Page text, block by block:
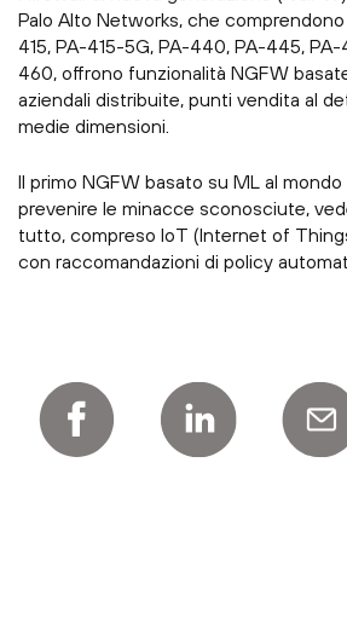
Palo Alto Networks, che comprendono
415, PA-415-5G, PA-440, PA-445,
460, offrono funzionalità NGFW
aziendali distribuite, punti vendita al
medie dimensioni.
Il primo NGFW basato su ML al
prevenire le minacce sconosciute,
tutto, compreso IoT (Internet of
con raccomandazioni di policy